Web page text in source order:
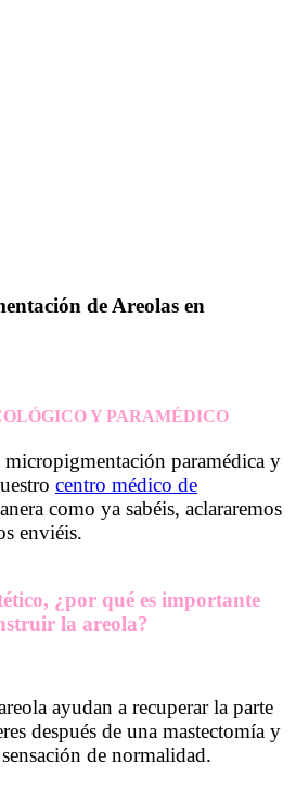
de Areolas en
Y PARAMÉDICO
paramédica y
centro médico de
como ya sabéis, aclararemos
enviéis.
¿por qué es importante
la areola?
ayudan a recuperar la parte
después de una mastectomía y
de normalidad.